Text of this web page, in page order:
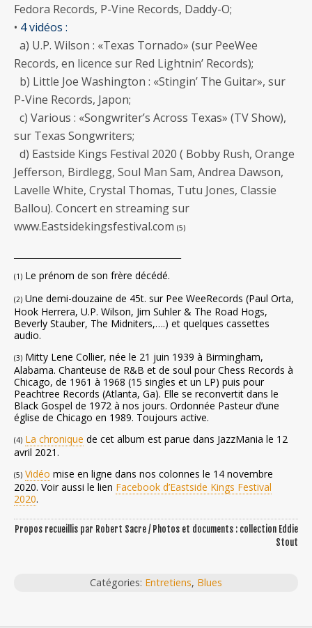
Fedora Records, P-Vine Records, Daddy-O;
• 4 vidéos :
a) U.P. Wilson : «Texas Tornado» (sur PeeWee
Records, en licence sur Red Lightnin’ Records);
b) Little Joe Washington : «Stingin’ The Guitar», sur
P-Vine Records, Japon;
c) Various : «Songwriter’s Across Texas» (TV Show),
sur Texas Songwriters;
d) Eastside Kings Festival 2020 ( Bobby Rush, Orange
Jefferson, Birdlegg, Soul Man Sam, Andrea Dawson,
Lavelle White, Crystal Thomas, Tutu Jones, Classie
Ballou). Concert en streaming sur
www.Eastsidekingsfestival.com (5)
(1) Le prénom de son frère décédé.
(2) Une demi-douzaine de 45t. sur Pee WeeRecords (Paul Orta,
Hook Herrera, U.P. Wilson, Jim Suhler & The Road Hogs,
Beverly Stauber, The Midniters,….) et quelques cassettes
audio.
(3) Mitty Lene Collier, née le 21 juin 1939 à Birmingham,
Alabama. Chanteuse de R&B et de soul pour Chess Records à
Chicago, de 1961 à 1968 (15 singles et un LP) puis pour
Peachtree Records (Atlanta, Ga). Elle se reconvertit dans le
Black Gospel de 1972 à nos jours. Ordonnée Pasteur d’une
église de Chicago en 1989. Toujours active.
(4) La chronique de cet album est parue dans JazzMania le 12
avril 2021.
(5) Vidéo mise en ligne dans nos colonnes le 14 novembre
2020. Voir aussi le lien Facebook d’Eastside Kings Festival
2020.
Propos recueillis par Robert Sacre / Photos et documents : collection Eddie
Stout
Catégories: Entretiens, Blues